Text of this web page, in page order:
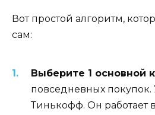
Вот простой алгоритм,
сам:
Выберите 1 основной
повседневных
Тинькофф. Он работает